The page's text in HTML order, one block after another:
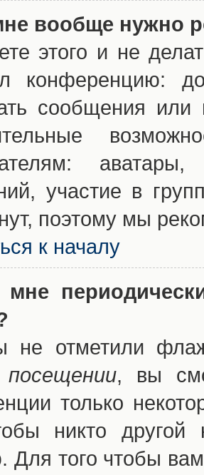
вообще нужно
этого и не
конференцию:
сообщения или
участие в
поэтому мы
к началу
мне
не отметили
, вы
только
никто другой
Для того чтобы